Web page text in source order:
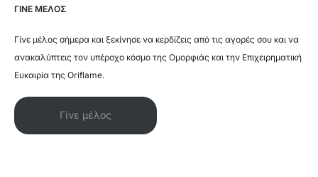
ΓΙΝΕ ΜΕΛΟΣ
Γίνε μέλος σήμερα και ξεκίνησε να κερδίζεις από τις αγορές σου και να
ανακαλύπτεις τον υπέροχο κόσμο της Ομορφιάς και την Επιχειρηματική
Ευκαιρία της Oriflame.
Γίνε μέλος